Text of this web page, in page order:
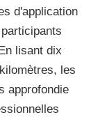
d'application
lisant dix
les
approfondie